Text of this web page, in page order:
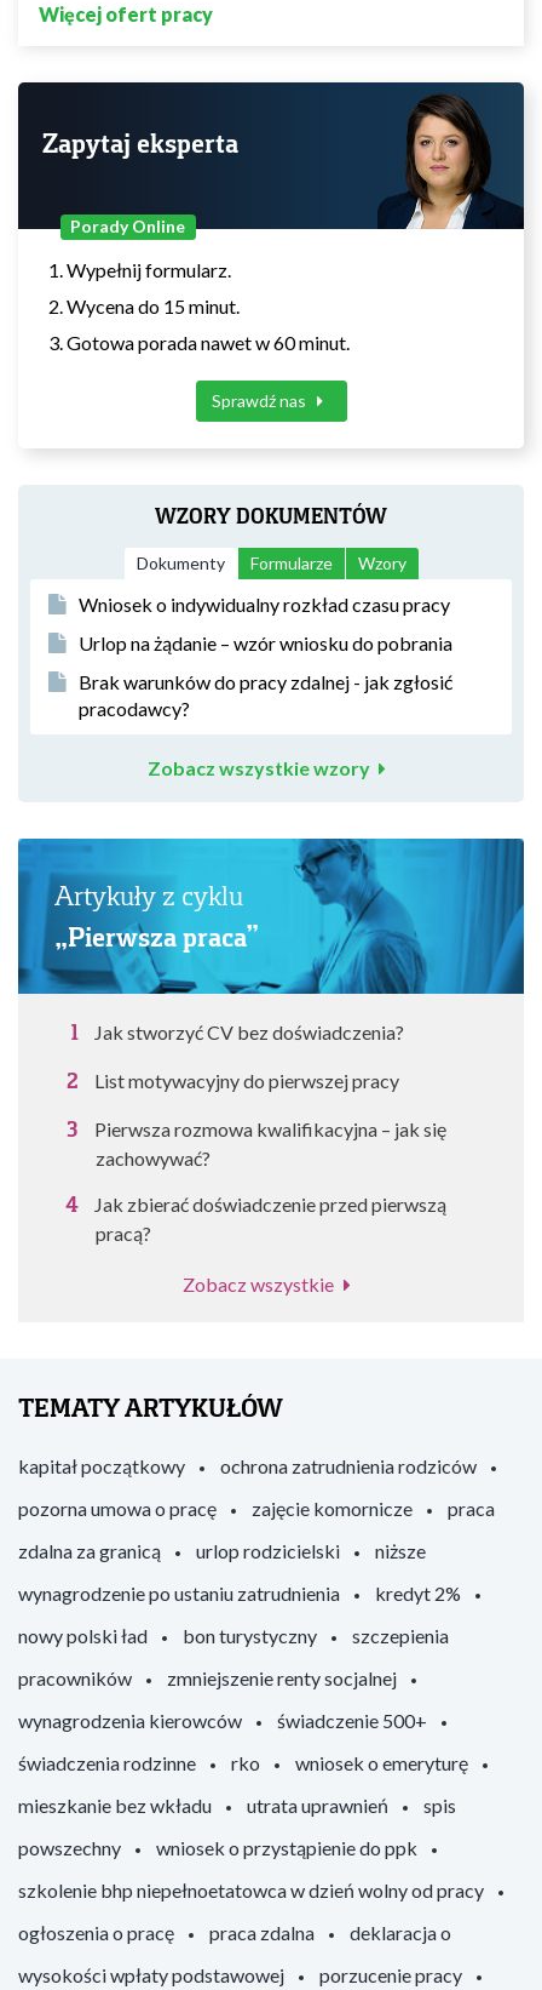
Więcej ofert pracy
Zapytaj eksperta
Porady Online
Wypełnij formularz.
Wycena do 15 minut.
Gotowa porada nawet w 60 minut.
Sprawdź nas
WZORY DOKUMENTÓW
Dokumenty Formularze Wzory
Wniosek o indywidualny rozkład czasu pracy
Urlop na żądanie – wzór wniosku do pobrania
Brak warunków do pracy zdalnej - jak zgłosić
pracodawcy?
Zobacz wszystkie wzory
Artykuły z cyklu
„Pierwsza praca”
Jak stworzyć CV bez doświadczenia?
List motywacyjny do pierwszej pracy
Pierwsza rozmowa kwalifikacyjna – jak się
zachowywać?
Jak zbierać doświadczenie przed pierwszą
pracą?
Zobacz wszystkie
TEMATY ARTYKUŁÓW
kapitał początkowy
ochrona zatrudnienia rodziców
pozorna umowa o pracę
zajęcie komornicze
praca
zdalna za granicą
urlop rodzicielski
niższe
wynagrodzenie po ustaniu zatrudnienia
kredyt 2%
nowy polski ład
bon turystyczny
szczepienia
pracowników
zmniejszenie renty socjalnej
wynagrodzenia kierowców
świadczenie 500+
świadczenia rodzinne
rko
wniosek o emeryturę
mieszkanie bez wkładu
utrata uprawnień
spis
powszechny
wniosek o przystąpienie do ppk
szkolenie bhp niepełnoetatowca w dzień wolny od pracy
ogłoszenia o pracę
praca zdalna
deklaracja o
wysokości wpłaty podstawowej
porzucenie pracy